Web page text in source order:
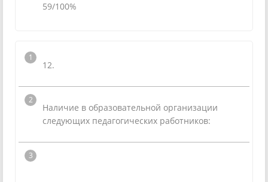
59/100%
12.
Наличие в образовательной организации
следующих педагогических работников: